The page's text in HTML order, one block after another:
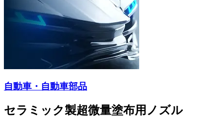
自動車・自動車部品
セラミック製超微量塗布用ノズル